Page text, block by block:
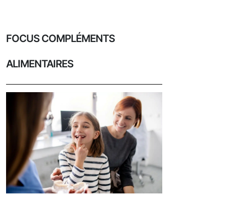
FOCUS COMPLÉMENTS
ALIMENTAIRES